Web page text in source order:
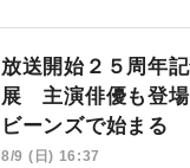
放送開始２５周年
展 主演俳優も登
ビーンズで始まる
8/9 (日) 16:37